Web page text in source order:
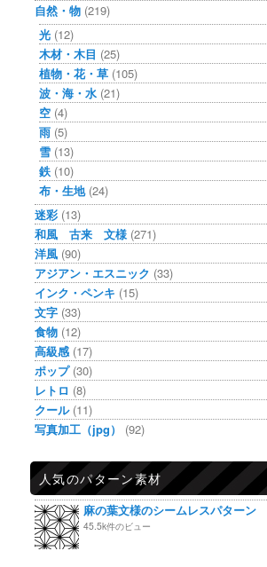
自然・物 (219)
光 (12)
木材・木目 (25)
植物・花・草 (105)
波・海・水 (21)
空 (4)
雨 (5)
雪 (13)
鉄 (10)
布・生地(24)
迷彩 (13)
和風 古来 文様 (271)
洋風 (90)
アジアン・エスニック (33)
インク・ペンキ (15)
文字 (33)
食物 (12)
高級感 (17)
ポップ(30)
レトロ (8)
クール(11)
写真加工（jpg）
(92)
人気のパターン素材
麻の葉文様のシームレスパターン
45.5k件のビュー